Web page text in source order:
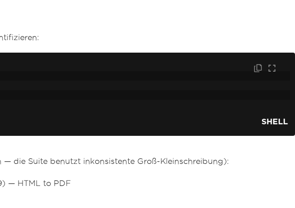
SHELL
die Suite benutzt inkonsistente Groß-Kleinschreibung):
— HTML to PDF